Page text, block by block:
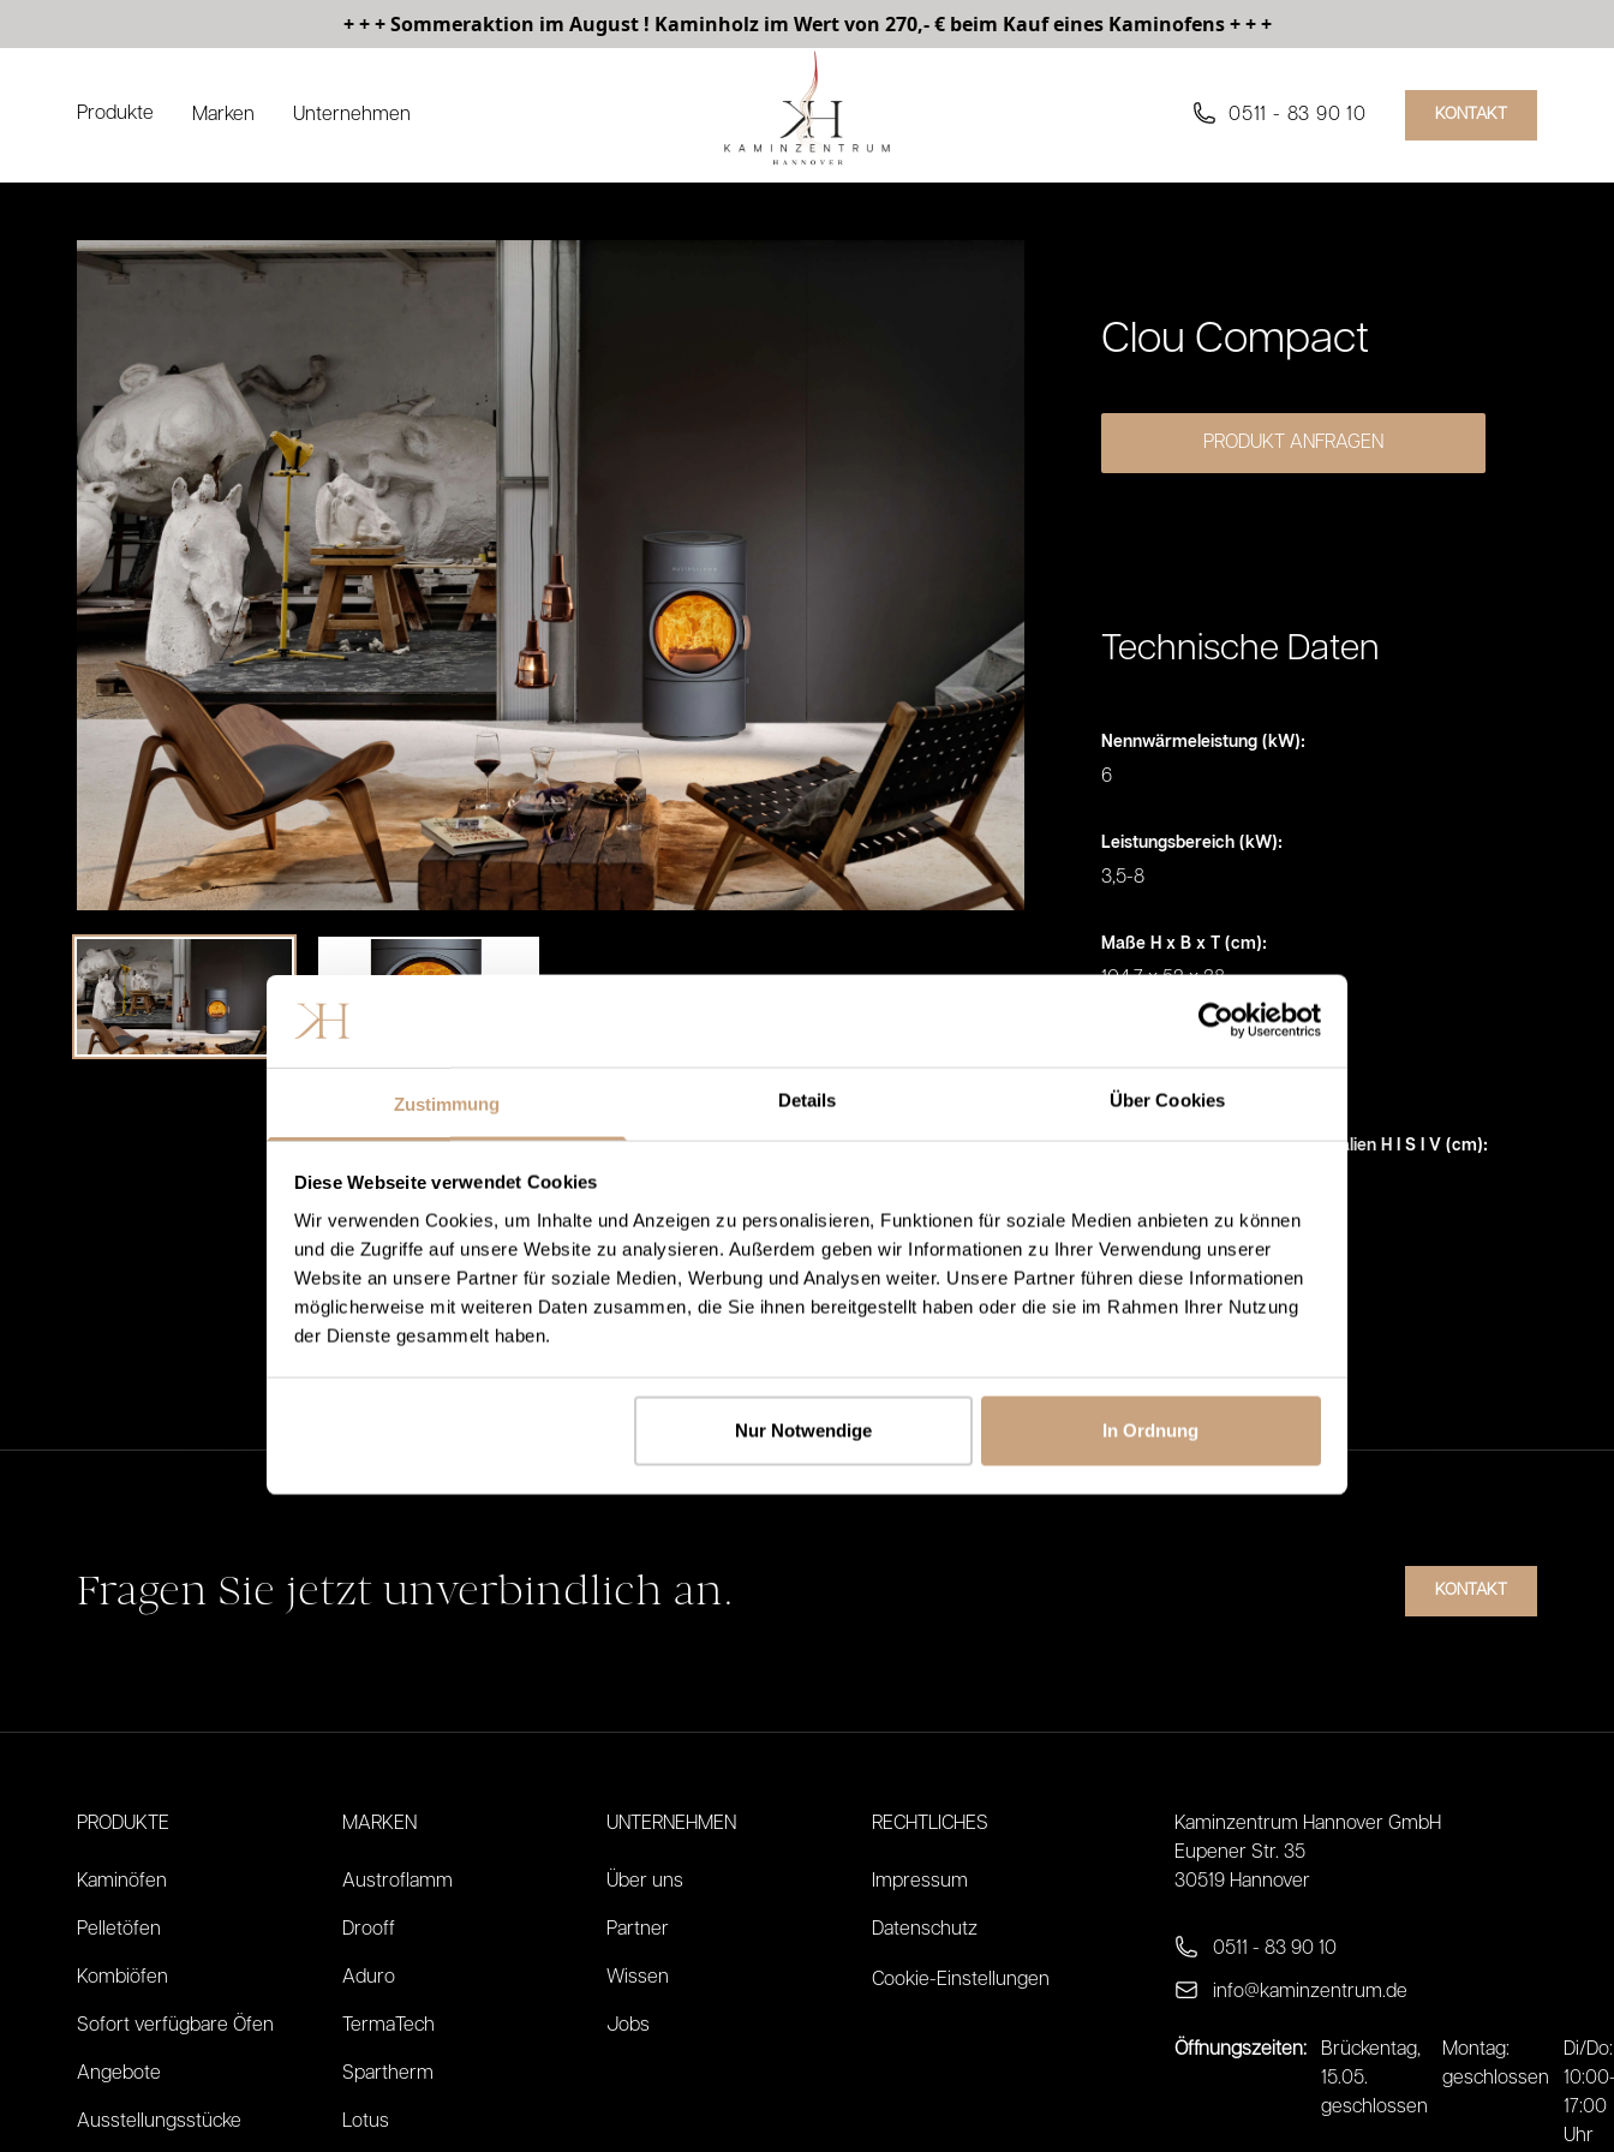
Zustimmung Details Über Cookies
Diese Webseite verwendet Cookies
Wir verwenden Cookies, um Inhalte und Anzeigen zu personalisieren, Funktionen für soziale Medien anbieten zu können
und die Zugriffe auf unsere Website zu analysieren. Außerdem geben wir Informationen zu Ihrer Verwendung unserer
Website an unsere Partner für soziale Medien, Werbung und Analysen weiter. Unsere Partner führen diese Informationen
möglicherweise mit weiteren Daten zusammen, die Sie ihnen bereitgestellt haben oder die sie im Rahmen Ihrer Nutzung
der Dienste gesammelt haben.
Nur Notwendige In Ordnung
+ + + Sommeraktion im August ! Kaminholz im Wert von 270,- € beim Kauf eines Kaminofens + + +
Produkte Marken Unternehmen 0511 - 83 90 10 KONTAKT
Clou Compact
Produktbeschreibung
PRODUKT ANFRAGEN
Technische Daten
Nennwärmeleistung (kW):
6
Leistungsbereich (kW):
3,5-8
Maße H x B x T (cm):
104,7 x 52 x 38
Abstand zu brennbaren Materialien H I S I V (cm):
Energieeffizienzklasse
A+
Fragen Sie jetzt unverbindlich an. KONTAKT
PRODUKTE
Kaminöfen
Pelletöfen
Kombiöfen
Sofort verfügbare Öfen
Angebote
Ausstellungsstücke
MARKEN
Austroflamm
Drooff
Aduro
TermaTech
Spartherm
Lotus
UNTERNEHMEN
Über uns
Partner
Wissen
Jobs
RECHTLICHES
Impressum
Datenschutz
Cookie-Einstellungen
Kaminzentrum Hannover GmbH
Eupener Str. 35
30519 Hannover
0511 - 83 90 10
info@kaminzentrum.de
Öffnungszeiten: Brückentag,
15.05.
geschlossen
Montag:
geschlossen
Di/Do:
17:00
Uhr